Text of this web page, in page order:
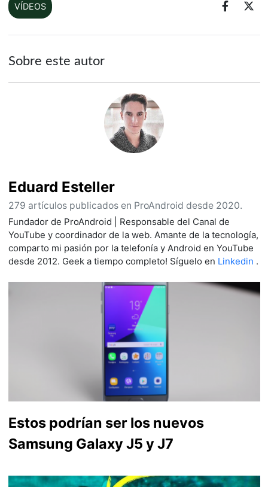
VÍDEOS
Sobre este autor
Eduard Esteller
279 artículos publicados en ProAndroid desde 2020.
Fundador de ProAndroid | Responsable del Canal de
YouTube y coordinador de la web. Amante de la tecnología,
comparto mi pasión por la telefonía y Android en YouTube
desde 2012. Geek a tiempo completo! Síguelo en Linkedin .
Estos podrían ser los nuevos
Samsung Galaxy J5 y J7